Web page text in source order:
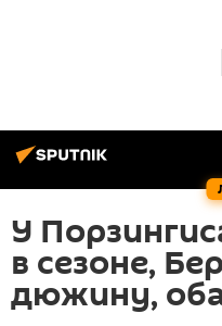
У
в сезоне,
дюжину,